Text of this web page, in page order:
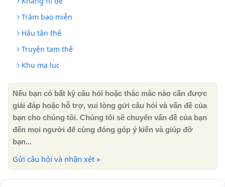
Trảm bao miễn
Hậu tận thế
Truyện tam thể
Khu ma luc
Nếu bạn có bất kỳ câu hỏi hoặc thắc mắc nào cần được
giải đáp hoặc hỗ trợ, vui lòng gửi câu hỏi và vấn đề của
bạn cho chúng tôi. Chúng tôi sẽ chuyển vấn đề của bạn
đến mọi người để cùng đóng góp ý kiến ​​và giúp đỡ
bạn...
Gửi câu hỏi và nhận xét »